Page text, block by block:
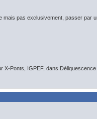
mais pas exclusivement, passer par
Ponts, IGPEF, dans